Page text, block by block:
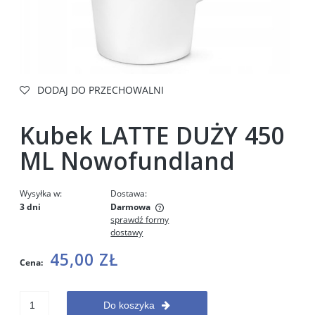
DODAJ DO PRZECHOWALNI
Kubek LATTE DUŻY 450
ML Nowofundland
Wysyłka w:
3 dni
Dostawa:
Darmowa
Cena nie zawiera ewentualnych kosztów płatności
sprawdź formy
dostawy
Cena: 45,00 ZŁ
Do koszyka